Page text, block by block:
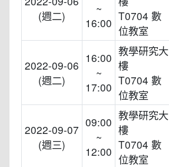
(週二)
~
16:00 T0704 數
位教室
2022-09-06
(週二)
16:00
~
17:00
教學研究大
樓
T0704 數
位教室
2022-09-07
(週三)
09:00
~
12:00
教學研究大
樓
T0704 數
位教室